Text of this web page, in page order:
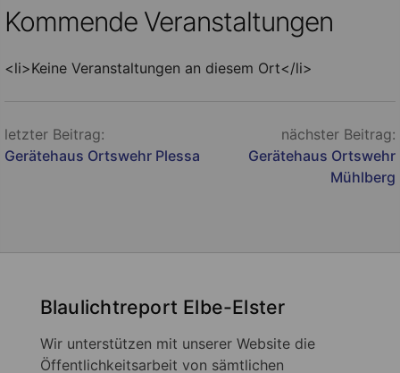
Kommende Veranstaltungen
<li>Keine Veranstaltungen an diesem Ort</li>
Beitragsnavigation
letzter Beitrag:
Gerätehaus Ortswehr Plessa
nächster Beitrag:
Gerätehaus Ortswehr
Mühlberg
Blaulichtreport Elbe-Elster
Wir unterstützen mit unserer Website die
Öffentlichkeitsarbeit von sämtlichen